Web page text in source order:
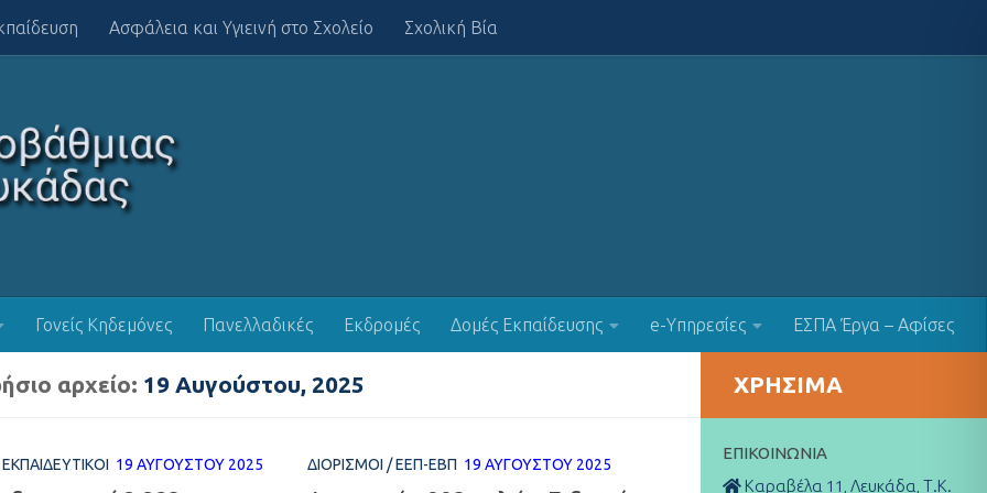
Ασφάλεια και Υγιεινή στο Σχολείο Σχολική Βία
Γονείς Κηδεμόνες Πανελλαδικές Εκδρομές Δομές Εκπαίδευσης e-Υπηρεσίες ΕΣΠΑ Έργα – Αφίσες
αρχείο: 19 Αυγούστου, 2025
ΕΚΠΑΙΔΕΥΤΙΚΟΊ 19 ΑΥΓΟΎΣΤΟΥ 2025 ΔΙΟΡΙΣΜΟΊ /ΕΕΠ-ΕΒΠ 19 ΑΥΓΟΎΣΤΟΥ 2025
ΧΡΉΣΙΜΑ
ΕΠΙΚΟΙΝΩΝΊΑ
Καραβέλα 11, Λευκάδα, Τ.Κ.